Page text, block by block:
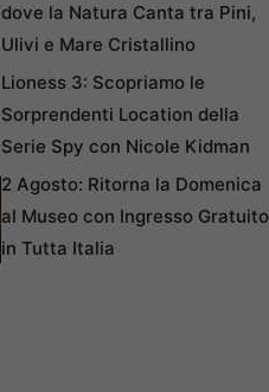
dove la Natura Canta tra Pini,
Ulivi e Mare Cristallino
Lioness 3: Scopriamo le
Sorprendenti Location della
Serie Spy con Nicole Kidman
2 Agosto: Ritorna la Domenica
al Museo con Ingresso Gratuito
in Tutta Italia